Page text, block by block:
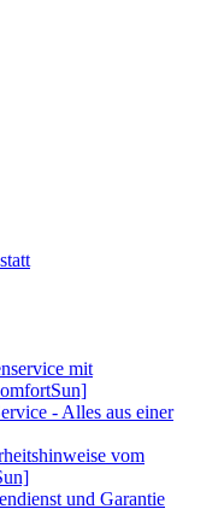
mit
- Alles aus einer
vom
und Garantie